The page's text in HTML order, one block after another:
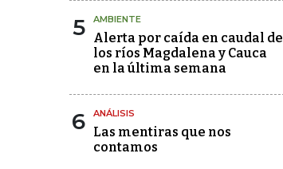
5 AMBIENTE
Alerta por caída en caudal de
los ríos Magdalena y Cauca
en la última semana
6 ANÁLISIS
Las mentiras que nos
contamos